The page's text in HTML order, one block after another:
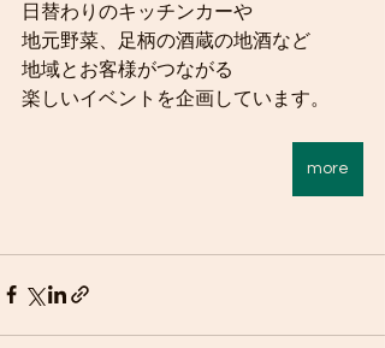
日替わりのキッチンカーや
地元野菜、足柄の酒蔵の地酒など
地域とお客様がつながる
楽しいイベントを企画しています。
more